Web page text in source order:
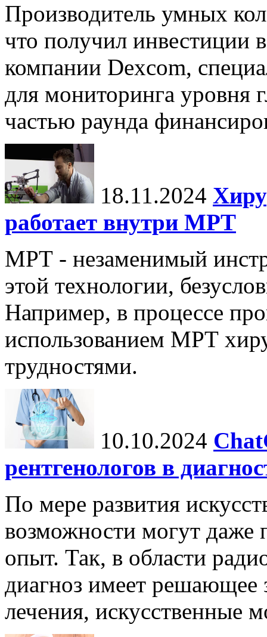
Производитель умных
что получил инвестиции
компании Dexcom,
для мониторинга уровня
частью раунда
18.11.2024
работает внутри МРТ
МРТ - незаменимый
этой технологии,
Например, в процессе
использованием МРТ
трудностями.
10.10.2024
рентгенологов в
По мере развития
возможности могут даже
опыт. Так, в области
диагноз имеет решающее
лечения, искусственные